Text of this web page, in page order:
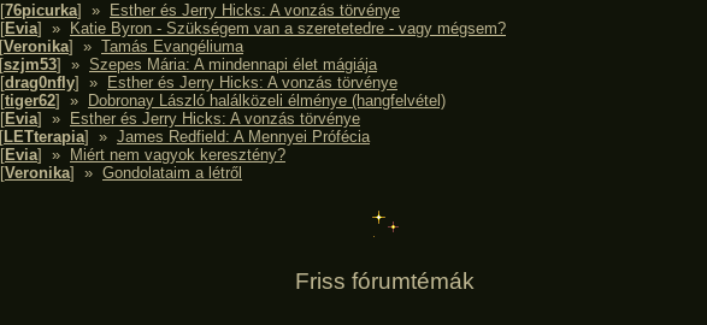
[76picurka] »
Esther és Jerry Hicks: A vonzás törvénye
[Evia] »
Katie Byron - Szükségem van a szeretetedre - vagy mégsem?
[Veronika] » Tamás Evangéliuma
[szjm53] » Szepes Mária: A mindennapi élet mágiája
[drag0nfly] »
Esther és Jerry Hicks: A vonzás törvénye
[tiger62] »
Dobronay László halálközeli élménye (hangfelvétel)
[Evia] »
Esther és Jerry Hicks: A vonzás törvénye
[LETterapia] » James Redfield: A Mennyei Prófécia
[Evia] »
Miért nem vagyok keresztény?
[Veronika] » Gondolataim a létről
Friss fórumtémák